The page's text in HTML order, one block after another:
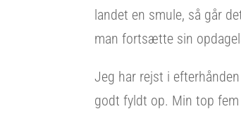
landet en smule, så går
man fortsætte sin
Jeg har rejst i
godt fyldt op. Min top